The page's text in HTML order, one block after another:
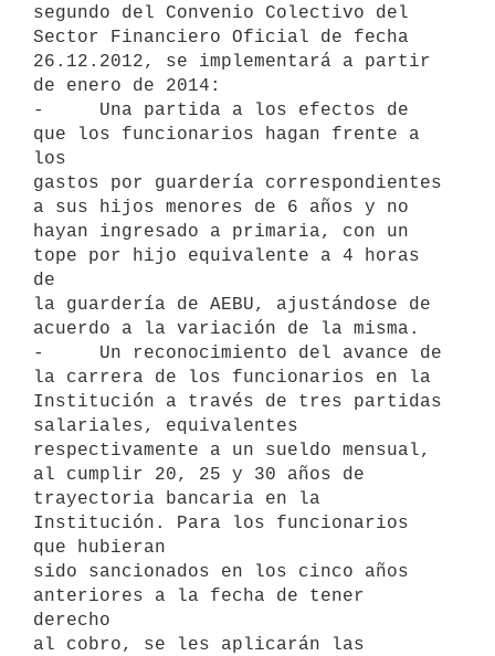
segundo del Convenio Colectivo del
Sector Financiero Oficial de fecha
26.12.2012, se implementará a partir
de enero de 2014:
-     Una partida a los efectos de
que los funcionarios hagan frente a
los
gastos por guardería correspondientes
a sus hijos menores de 6 años y no
hayan ingresado a primaria, con un
tope por hijo equivalente a 4 horas
de
la guardería de AEBU, ajustándose de
acuerdo a la variación de la misma.
-     Un reconocimiento del avance de
la carrera de los funcionarios en la
Institución a través de tres partidas
salariales, equivalentes
respectivamente a un sueldo mensual,
al cumplir 20, 25 y 30 años de
trayectoria bancaria en la
Institución. Para los funcionarios
que hubieran
sido sancionados en los cinco años
anteriores a la fecha de tener
derecho
al cobro, se les aplicarán las